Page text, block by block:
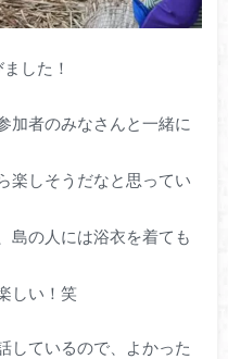
した！
加者のみなさんと一緒に
楽しそうだなと思ってい
島の人には浴衣を着ても
しい！笑
しているので、よかった